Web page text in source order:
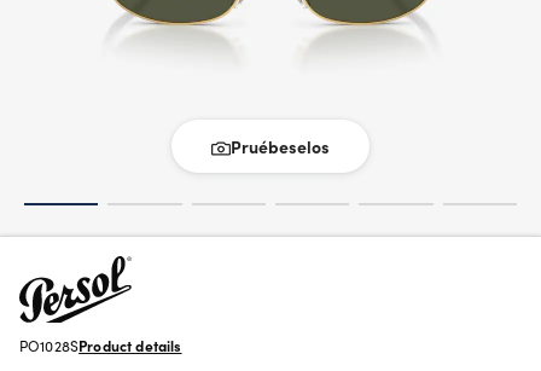
Pruébeselos
PO1028SProduct details